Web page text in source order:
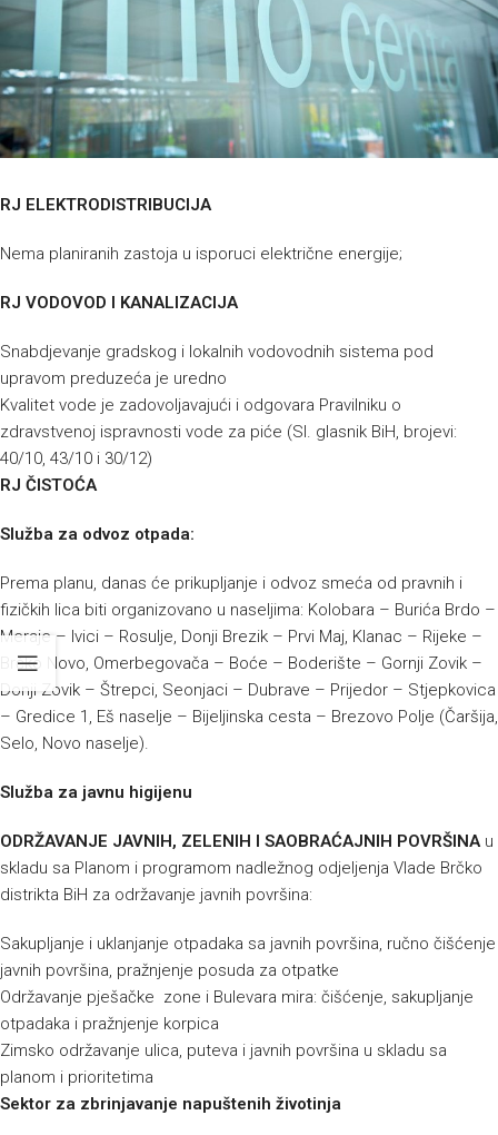
RJ ELEKTRODISTRIBUCIJA
Nema planiranih zastoja u isporuci električne energije;
RJ VODOVOD I KANALIZACIJA
Snabdjevanje gradskog i lokalnih vodovodnih sistema pod
upravom preduzeća je uredno
Kvalitet vode je zadovoljavajući i odgovara Pravilniku o
zdravstvenoj ispravnosti vode za piće (Sl. glasnik BiH, brojevi:
40/10, 43/10 i 30/12)
RJ ČISTOĆA
Služba za odvoz otpada:
Prema planu, danas će prikupljanje i odvoz smeća od pravnih i
fizičkih lica biti organizovano u naseljima: Kolobara – Burića Brdo –
Meraje – Ivici – Rosulje, Donji Brezik – Prvi Maj, Klanac – Rijeke –
Brčko Novo, Omerbegovača – Boće – Boderište – Gornji Zovik –
Donji Zovik – Štrepci, Seonjaci – Dubrave – Prijedor – Stjepkovica
– Gredice 1, Eš naselje – Bijeljinska cesta – Brezovo Polje (Čaršija,
Selo, Novo naselje).
Služba za javnu higijenu
ODRŽAVANJE JAVNIH, ZELENIH I SAOBRAĆAJNIH POVRŠINAu
skladu sa Planom i programom nadležnog odjeljenja Vlade Brčko
distrikta BiH za održavanje javnih površina:
Sakupljanje i uklanjanje otpadaka sa javnih površina, ručno čišćenje
javnih površina, pražnjenje posuda za otpatke
Održavanje pješačke zone i Bulevara mira: čišćenje, sakupljanje
otpadaka i pražnjenje korpica
Zimsko održavanje ulica, puteva i javnih površina u skladu sa
planom i prioritetima
Sektor za zbrinjavanje napuštenih životinja